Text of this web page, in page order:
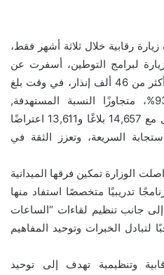
أكثر من 411 ألف زيارة رقابية خلال ثلاثة أشهر فقط،
أكثر من 250 ألف زيارة لبرامج التوطين، أسفرت عن
ضبط 115,278 مخالفة، وتوجيه أكثر من 46 ألف إنذار، في وقت بلغ
فيه معدل جودة الرقابة 93.65%، متجاوزًا النسبة المستهدفة,
وتعاملت الوزارة خلال الربع الأول مع 14,657 بلاغًا و13,611 اعتراضًا
السريعة، وتعزز الثقة في
الوزارة تمكين فرقها الميدانية
ومهنيًا، فيما نفّذت 53 برنامجًا تدريبيًا متخصصًا استفاد منها
ومراقبة، إلى جانب تنظيم لقاءات “الساعات
التي جمعت 314 مراقبًا لتبادل الخبرات وتوحيد المفاهيم
7 تعاميم رقابية وتنظيمية تهدف إلى توحيد